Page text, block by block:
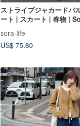
ストライプジャカードバ
ート | スカート | 春物 |
sora-life
US$ 75.80